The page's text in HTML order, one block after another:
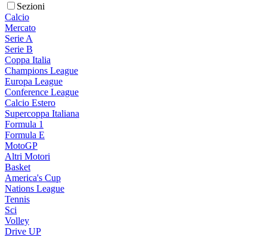
Sezioni
Calcio
Mercato
Serie A
Serie B
Coppa Italia
Champions League
Europa League
Conference League
Calcio Estero
Supercoppa Italiana
Formula 1
Formula E
MotoGP
Altri Motori
Basket
America's Cup
Nations League
Tennis
Sci
Volley
Drive UP